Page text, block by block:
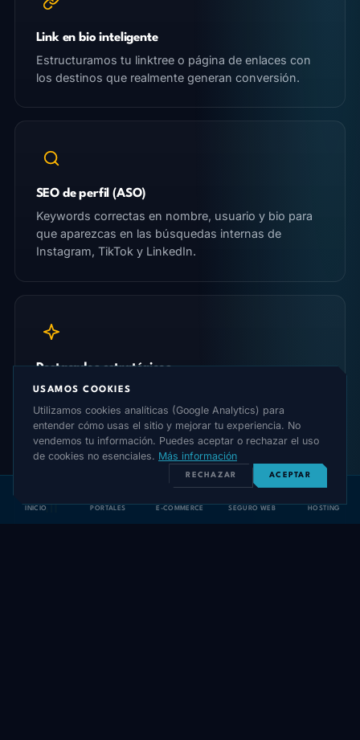
Link en bio inteligente
Estructuramos tu linktree o página de enlaces con
los destinos que realmente generan conversión.
SEO de perfil (ASO)
Keywords correctas en nombre, usuario y bio para
que aparezcas en las búsquedas internas de
Instagram, TikTok y LinkedIn.
Destacados estratégicos
Diseñamos portadas de historias destacadas
organizadas por temas relevantes (servicios,
testimonios, proceso).
INICIO PORTALES E-COMMERCE SEGURO WEB HOSTING
USAMOS COOKIES
Utilizamos cookies analíticas (Google Analytics) para
entender cómo usas el sitio y mejorar tu experiencia. No
vendemos tu información. Puedes aceptar o rechazar el uso
de cookies no esenciales. Más información
RECHAZAR ACEPTAR